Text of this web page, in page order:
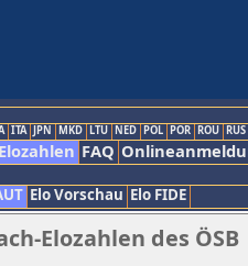
ITA JPN MKD LTU NED POL POR ROU RUS
Elozahlen FAQ
Elo Vorschau Elo FIDE
Elozahlen des ÖSB